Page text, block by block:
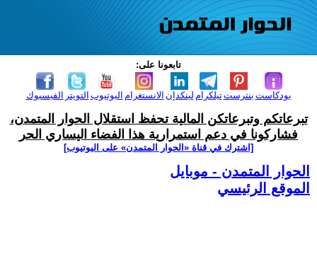
تابعونا على:
الفيسبوك التويتر اليوتيوب الانستغرام لينكدإن تيلكرامبنترست بودكاست
تبرعاتكم وتبرعاتكن المالية تحفظ استقلال الحوار المتمدن،
فشاركونا في دعم استمرارية هذا الفضاء اليساري الحر
[اشترك في قناة ‫«الحوار المتمدن» على اليوتيوب]
الحوار المتمدن - موبايل
الموقع الرئيسي